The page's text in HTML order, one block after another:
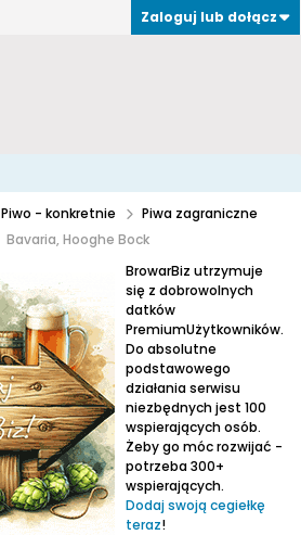
Zaloguj lub dołącz
Piwo - konkretnie
Piwa zagraniczne
Bavaria, Hooghe Bock
BrowarBiz utrzymuje
się z dobrowolnych
datków
PremiumUżytkowników.
Do absolutne
podstawowego
działania serwisu
niezbędnych jest 100
wspierających osób.
Żeby go móc rozwijać -
potrzeba 300+
wspierających.
Dodaj swoją cegiełkę
teraz!